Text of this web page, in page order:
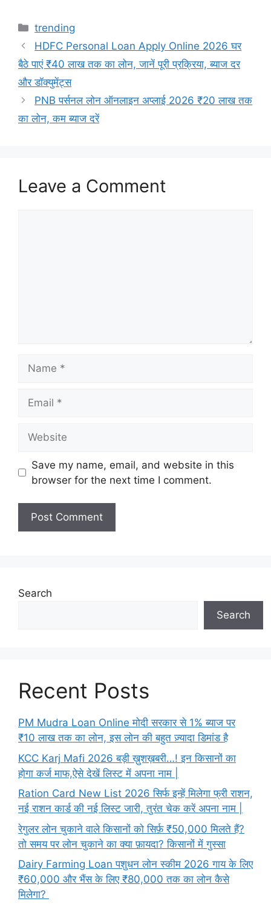
Categories
trending
HDFC Personal Loan Apply Online 2026 घर
बैठे पाएं ₹40 लाख तक का लोन, जानें पूरी प्रक्रिया, ब्याज दर
और डॉक्युमेंट्स
PNB पर्सनल लोन ऑनलाइन अप्लाई 2026 ₹20 लाख तक
का लोन, कम ब्याज दरें
Leave a Comment
Save my name, email, and website in this
browser for the next time I comment.
Search
Search
Recent Posts
PM Mudra Loan Online मोदी सरकार से 1% ब्याज पर
₹10 लाख तक का लोन, इस लोन की बहुत ज़्यादा डिमांड है
KCC Karj Mafi 2026 बड़ी ख़ुशख़बरी…! इन किसानों का
होगा कर्ज माफ,ऐसे देखें लिस्ट में अपना नाम |
Ration Card New List 2026 सिर्फ इन्हें मिलेगा फ्री राशन,
नई राशन कार्ड की नई लिस्ट जारी, तुरंत चेक करें अपना नाम |
रेगुलर लोन चुकाने वाले किसानों को सिर्फ़ ₹50,000 मिलते हैं?
तो समय पर लोन चुकाने का क्या फ़ायदा? किसानों में गुस्सा
Dairy Farming Loan पशुधन लोन स्कीम 2026 गाय के लिए
₹60,000 और भैंस के लिए ₹80,000 तक का लोन कैसे
मिलेगा?